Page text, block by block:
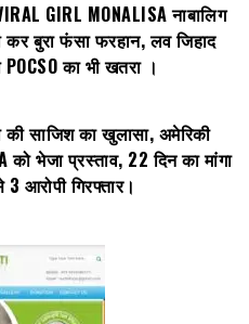
GIRL MONALISA नाबालिग
कर बुरा फंसा फरहान, लव जिहाद
का भी खतरा ।
की साजिश का खुलासा, अमेरिकी
को भेजा प्रस्ताव, 22 दिन का मांगा
आरोपी गिरफ्तार।